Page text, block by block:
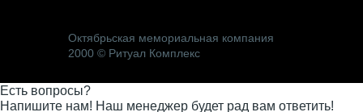
Октябрьская мемориальная компания
2000 © Ритуал Комплекс
Есть вопросы?
Напишите нам! Наш менеджер будет рад вам ответить!